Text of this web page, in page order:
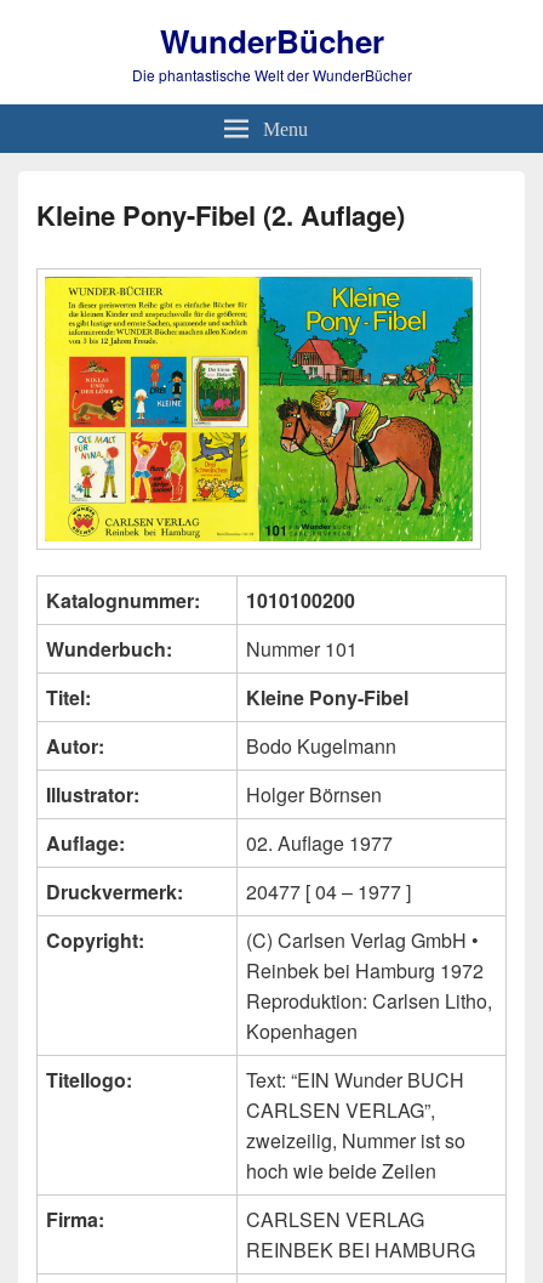
WunderBücher
Die phantastische Welt der WunderBücher
Menu
Kleine Pony-Fibel (2. Auflage)
Katalognummer:
1010100200
Wunderbuch:
Nummer 101
Titel:
Kleine Pony-Fibel
Autor:
Bodo Kugelmann
Illustrator:
Holger Börnsen
Auflage:
02. Auflage 1977
Druckvermerk:
20477 [ 04 – 1977 ]
Copyright:
(C) Carlsen Verlag GmbH •
Reinbek bei Hamburg 1972
Reproduktion: Carlsen Litho,
Kopenhagen
Titellogo:
Text: “EIN Wunder BUCH
CARLSEN VERLAG”,
zweizeilig, Nummer ist so
hoch wie beide Zeilen
Firma:
CARLSEN VERLAG
REINBEK BEI HAMBURG